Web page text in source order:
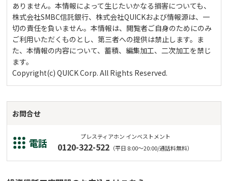
ありません。本情報によって生じたいかなる損害についても、
株式会社SMBC信託銀行、株式会社QUICKおよび情報源は、一
切の責任を負いません。本情報は、閲覧者ご自身のためにのみ
ご利用いただくものとし、第三者への提供は禁止します。ま
た、本情報の内容について、蓄積、編集加工、二次加工を禁じ
ます。
Copyright(c) QUICK Corp. All Rights Reserved.
お問合せ
電話 プレスティアホン インベストメント
0120-322-522 （平日 8:00～20:00/通話料無料）